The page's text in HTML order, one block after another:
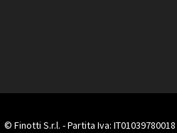
© Finotti S.r.l. - Partita Iva: